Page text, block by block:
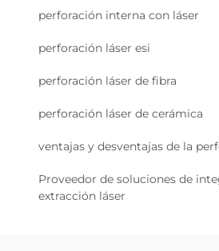
perforación interna con láser
perforación láser esi
perforación láser de fibra
perforación láser de cerámica
ventajas y desventajas de la
Proveedor de soluciones de
extracción láser